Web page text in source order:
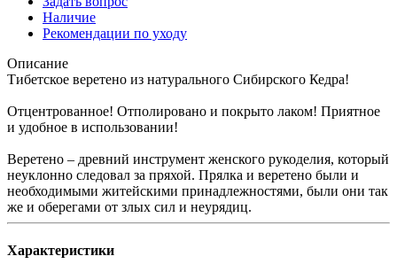
Наличие
Рекомендации по уходу
Описание
Тибетское веретено из натурального Сибирского Кедра!
Отцентрованное! Отполировано и покрыто лаком! Приятное
и удобное в использовании!
Веретено – древний инструмент женского рукоделия, который
неуклонно следовал за пряхой. Прялка и веретено были и
необходимыми житейскими принадлежностями, были они так
же и оберегами от злых сил и неурядиц.
Характеристики